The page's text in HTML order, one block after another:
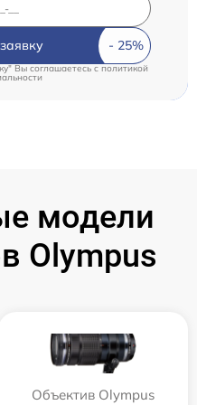
Вы соглашаетесь c политикой
модели
Olympus
Объектив Olympus